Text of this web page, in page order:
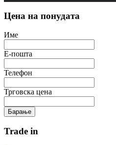
Цена на понудата
Име
Е-пошта
Телефон
Трговска цена
Барање
Trade in